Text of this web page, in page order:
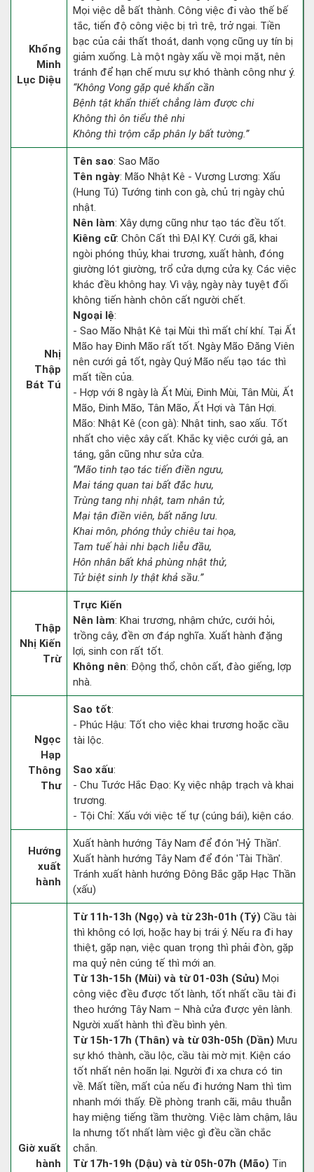
Khổng
Minh
Lục Diệu
Mọi việc dễ bất thành. Công việc đi vào thế bế
tắc, tiến độ công việc bị trì trệ, trở ngại. Tiền
bạc của cải thất thoát, danh vọng cũng uy tín bị
giảm xuống. Là một ngày xấu về mọi mặt, nên
tránh để hạn chế mưu sự khó thành công như ý.
“Không Vong gặp quẻ khẩn cần
Bệnh tật khẩn thiết chẳng làm được chi
Không thì ôn tiểu thê nhi
Không thì trộm cắp phân ly bất tường.”
Nhị
Thập
Bát Tú
Tên sao: Sao Mão
Tên ngày: Mão Nhật Kê - Vương Lương: Xấu
(Hung Tú) Tướng tinh con gà, chủ trị ngày chủ
nhật.
Nên làm: Xây dựng cũng như tạo tác đều tốt.
Kiêng cữ: Chôn Cất thì ĐẠI KỴ. Cưới gã, khai
ngòi phóng thủy, khai trương, xuất hành, đóng
giường lót giường, trổ cửa dựng cửa kỵ. Các việc
khác đều không hay. Vì vậy, ngày này tuyệt đối
không tiến hành chôn cất người chết.
Ngoại lệ:
- Sao Mão Nhật Kê tại Mùi thì mất chí khí. Tại Ất
Mão hay Đinh Mão rất tốt. Ngày Mão Đăng Viên
nên cưới gả tốt, ngày Quý Mão nếu tạo tác thì
mất tiền của.
- Hợp với 8 ngày là Ất Mùi, Đinh Mùi, Tân Mùi, Ất
Mão, Đinh Mão, Tân Mão, Ất Hợi và Tân Hợi.
Mão: Nhật Kê (con gà): Nhật tinh, sao xấu. Tốt
nhất cho việc xây cất. Khắc kỵ việc cưới gả, an
táng, gắn cũng như sửa cửa.
“Mão tinh tạo tác tiến điền ngưu,
Mai táng quan tai bất đắc hưu,
Trùng tang nhị nhật, tam nhân tử,
Mại tận điền viên, bất năng lưu.
Khai môn, phóng thủy chiêu tai họa,
Tam tuế hài nhi bạch liễu đầu,
Hôn nhân bất khả phùng nhật thử,
Tử biệt sinh ly thật khả sầu.”
Thập
Nhị Kiến
Trừ
Trực Kiến
Nên làm: Khai trương, nhậm chức, cưới hỏi,
trồng cây, đền ơn đáp nghĩa. Xuất hành đặng
lợi, sinh con rất tốt.
Không nên: Động thổ, chôn cất, đào giếng, lợp
nhà.
Ngọc
Hạp
Thông
Thư
Sao tốt:
- Phúc Hậu: Tốt cho việc khai trương hoặc cầu
tài lộc.
Sao xấu:
- Chu Tước Hắc Đạo: Kỵ việc nhập trạch và khai
trương.
- Tội Chỉ: Xấu với việc tế tự (cúng bái), kiện cáo.
Hướng
xuất
hành
Xuất hành hướng Tây Nam để đón 'Hỷ Thần'.
Xuất hành hướng Tây Nam để đón 'Tài Thần'.
Tránh xuất hành hướng Đông Bắc gặp Hạc Thần
(xấu)
Giờ xuất
hành
Từ 11h-13h (Ngọ) và từ 23h-01h (Tý) Cầu tài
thì không có lợi, hoặc hay bị trái ý. Nếu ra đi hay
thiệt, gặp nạn, việc quan trọng thì phải đòn, gặp
ma quỷ nên cúng tế thì mới an.
Từ 13h-15h (Mùi) và từ 01-03h (Sửu) Mọi
công việc đều được tốt lành, tốt nhất cầu tài đi
theo hướng Tây Nam – Nhà cửa được yên lành.
Người xuất hành thì đều bình yên.
Từ 15h-17h (Thân) và từ 03h-05h (Dần) Mưu
sự khó thành, cầu lộc, cầu tài mờ mịt. Kiện cáo
tốt nhất nên hoãn lại. Người đi xa chưa có tin
về. Mất tiền, mất của nếu đi hướng Nam thì tìm
nhanh mới thấy. Đề phòng tranh cãi, mâu thuẫn
hay miệng tiếng tầm thường. Việc làm chậm, lâu
la nhưng tốt nhất làm việc gì đều cần chắc
chắn.
Từ 17h-19h (Dậu) và từ 05h-07h (Mão) Tin